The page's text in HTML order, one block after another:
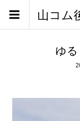
山コム
ゆる